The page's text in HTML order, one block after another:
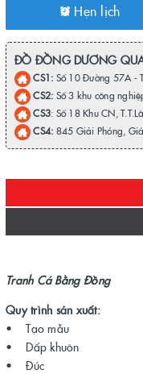
Hẹn lịch
ĐỒ ĐỒNG DƯƠNG
CS1: Số 10 Đường 57A -
CS2: Số 3 khu công
CS3: Số 18 Khu CN,
CS4: 845 Giải Phóng,
Tranh Cá Bằng Đồng
Quy trình sản xuất:
• Tạo mẫu
• Dấp khuôn
• Đúc